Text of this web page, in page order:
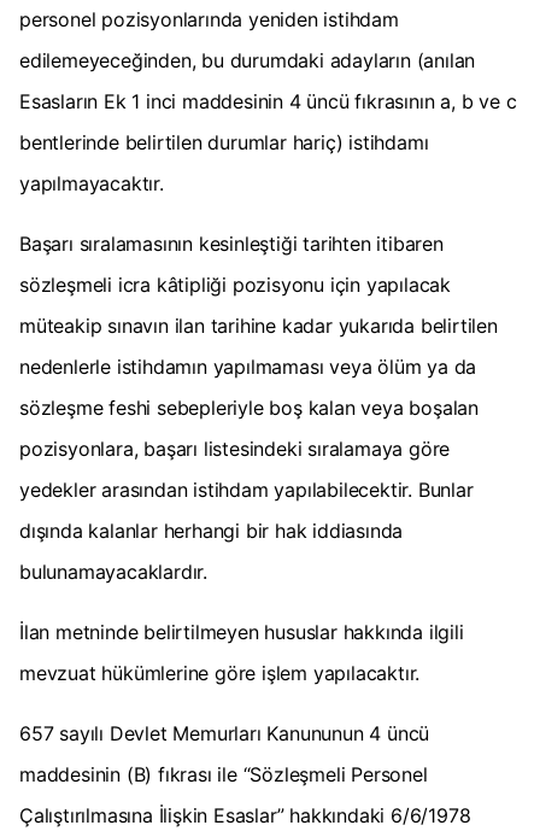
personel pozisyonlarında yeniden istihdam
edilemeyeceğinden, bu durumdaki adayların (anılan
Esasların Ek 1 inci maddesinin 4 üncü fıkrasının a, b ve c
bentlerinde belirtilen durumlar hariç) istihdamı
yapılmayacaktır.
Başarı sıralamasının kesinleştiği tarihten itibaren
sözleşmeli icra kâtipliği pozisyonu için yapılacak
müteakip sınavın ilan tarihine kadar yukarıda belirtilen
nedenlerle istihdamın yapılmaması veya ölüm ya da
sözleşme feshi sebepleriyle boş kalan veya boşalan
pozisyonlara, başarı listesindeki sıralamaya göre
yedekler arasından istihdam yapılabilecektir. Bunlar
dışında kalanlar herhangi bir hak iddiasında
bulunamayacaklardır.
İlan metninde belirtilmeyen hususlar hakkında ilgili
mevzuat hükümlerine göre işlem yapılacaktır.
657 sayılı Devlet Memurları Kanununun 4 üncü
maddesinin (B) fıkrası ile “Sözleşmeli Personel
Çalıştırılmasına İlişkin Esaslar” hakkındaki 6/6/1978